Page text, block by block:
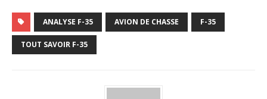
ANALYSE F-35 AVION DE CHASSE F-35
TOUT SAVOIR F-35